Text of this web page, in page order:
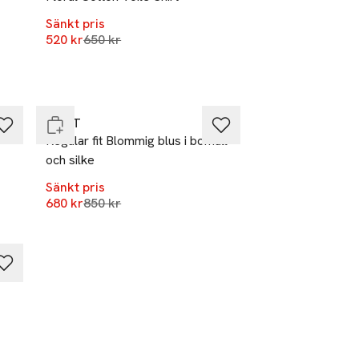
Sänkt pris
520 krLägsta pris 30 dagar
650 kr
GANT
Regular fit Blommig blus i bomull
och silke
Sänkt pris
680 krLägsta pris 30 dagar
850 kr